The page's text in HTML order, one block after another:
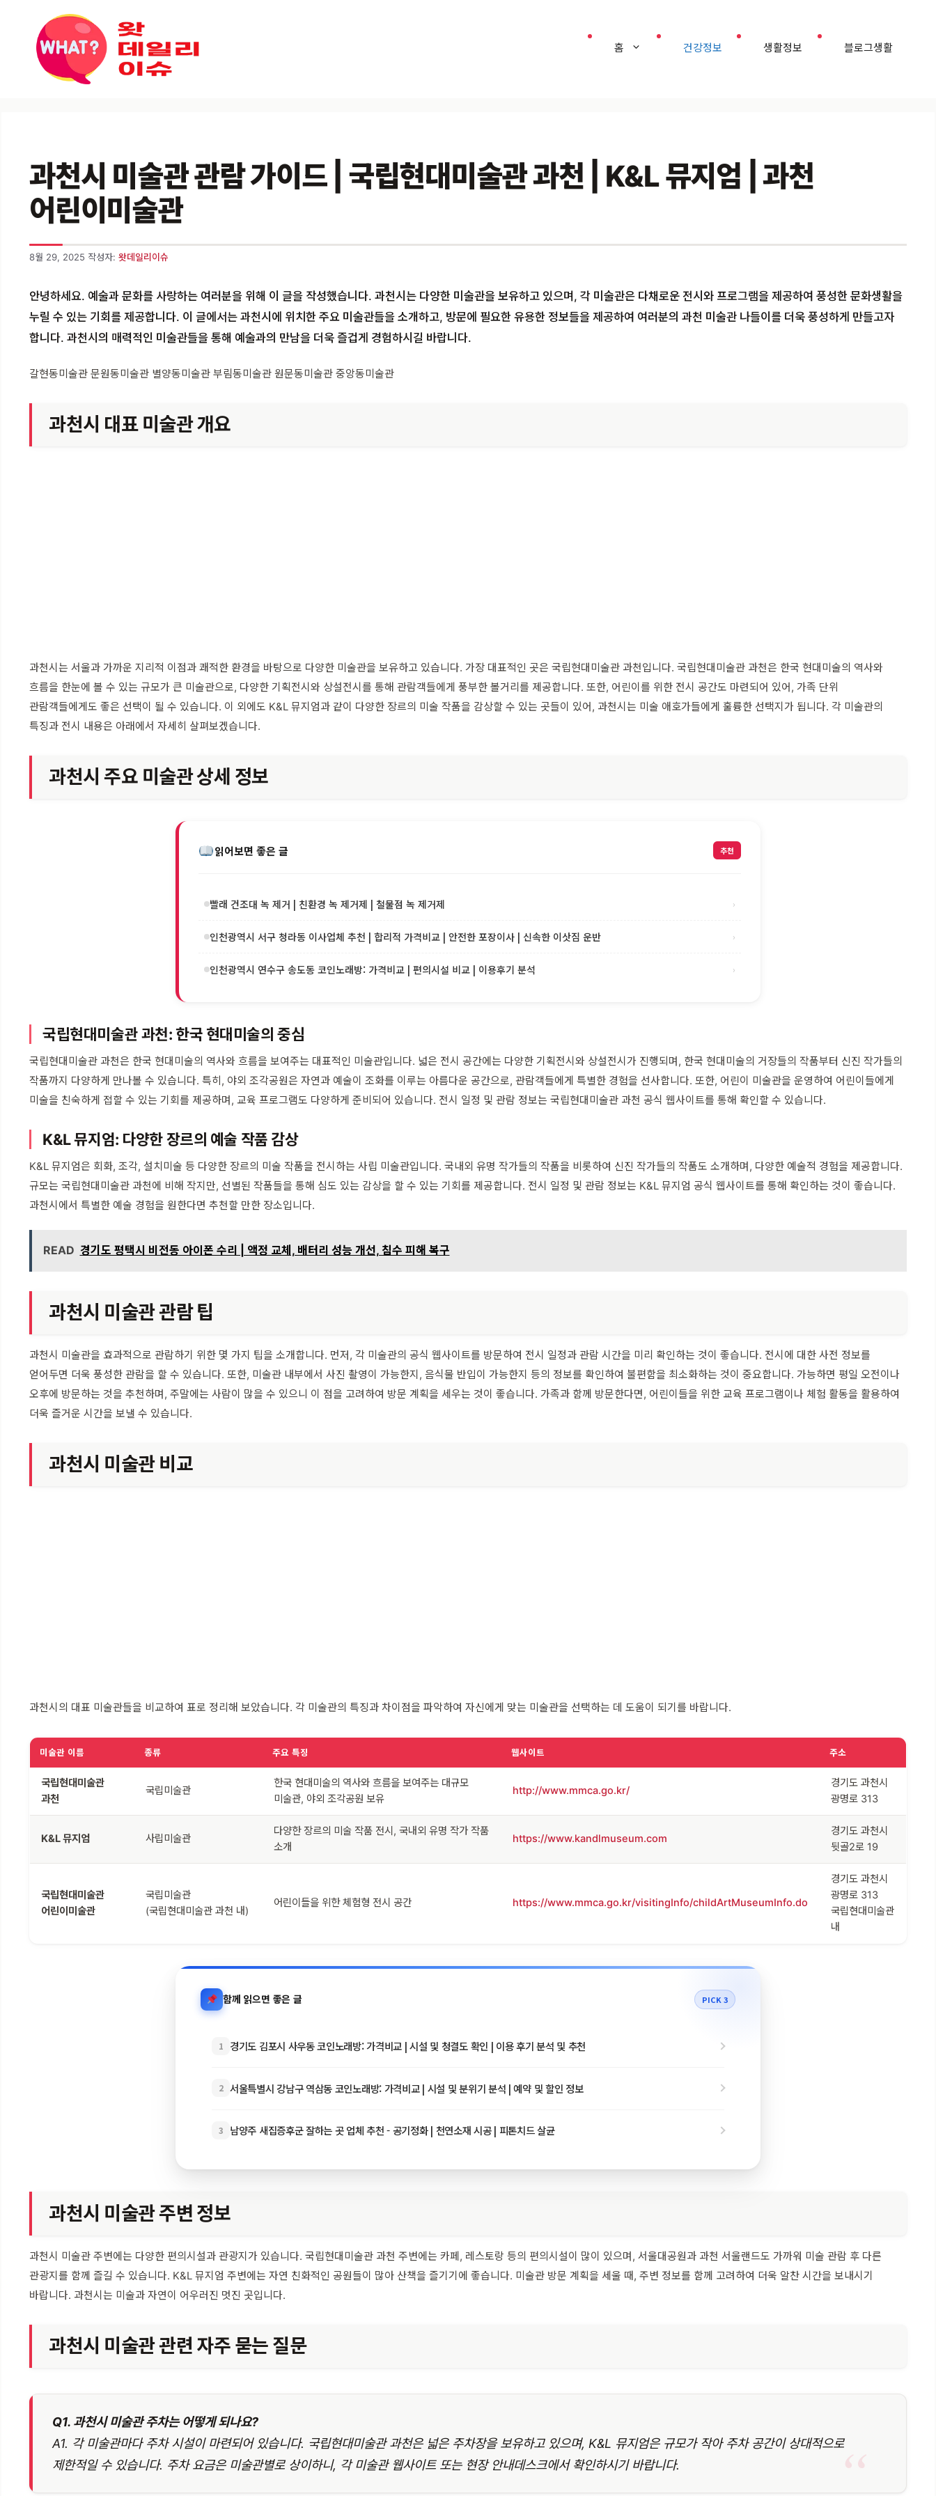
홈
건강정보 생활정보 블로그생활
과천시 미술관 관람 가이드 | 국립현대미술관 과천 | K&L 뮤지엄 | 과천
어린이미술관
8월 29, 2025 작성자: 왓데일리이슈
안녕하세요. 예술과 문화를 사랑하는 여러분을 위해 이 글을 작성했습니다. 과천시는 다양한 미술관을 보유하고 있으며, 각 미술관은 다채로운 전시와 프로그램을 제공하여 풍성한 문화생활을
누릴 수 있는 기회를 제공합니다. 이 글에서는 과천시에 위치한 주요 미술관들을 소개하고, 방문에 필요한 유용한 정보들을 제공하여 여러분의 과천 미술관 나들이를 더욱 풍성하게 만들고자
합니다. 과천시의 매력적인 미술관들을 통해 예술과의 만남을 더욱 즐겁게 경험하시길 바랍니다.
갈현동미술관 문원동미술관 별양동미술관 부림동미술관 원문동미술관 중앙동미술관
과천시 대표 미술관 개요
과천시는 서울과 가까운 지리적 이점과 쾌적한 환경을 바탕으로 다양한 미술관을 보유하고 있습니다. 가장 대표적인 곳은 국립현대미술관 과천입니다. 국립현대미술관 과천은 한국 현대미술의 역사와
흐름을 한눈에 볼 수 있는 규모가 큰 미술관으로, 다양한 기획전시와 상설전시를 통해 관람객들에게 풍부한 볼거리를 제공합니다. 또한, 어린이를 위한 전시 공간도 마련되어 있어, 가족 단위
관람객들에게도 좋은 선택이 될 수 있습니다. 이 외에도 K&L 뮤지엄과 같이 다양한 장르의 미술 작품을 감상할 수 있는 곳들이 있어, 과천시는 미술 애호가들에게 훌륭한 선택지가 됩니다. 각 미술관의
특징과 전시 내용은 아래에서 자세히 살펴보겠습니다.
과천시 주요 미술관 상세 정보
읽어보면 좋은 글 추천
빨래 건조대 녹 제거 | 친환경 녹 제거제 | 철물점 녹 제거제 ›
인천광역시 서구 청라동 이사업체 추천 | 합리적 가격비교 | 안전한 포장이사 | 신속한 이삿짐 운반 ›
인천광역시 연수구 송도동 코인노래방: 가격비교 | 편의시설 비교 | 이용후기 분석 ›
국립현대미술관 과천: 한국 현대미술의 중심
국립현대미술관 과천은 한국 현대미술의 역사와 흐름을 보여주는 대표적인 미술관입니다. 넓은 전시 공간에는 다양한 기획전시와 상설전시가 진행되며, 한국 현대미술의 거장들의 작품부터 신진 작가들의
작품까지 다양하게 만나볼 수 있습니다. 특히, 야외 조각공원은 자연과 예술이 조화를 이루는 아름다운 공간으로, 관람객들에게 특별한 경험을 선사합니다. 또한, 어린이 미술관을 운영하여 어린이들에게
미술을 친숙하게 접할 수 있는 기회를 제공하며, 교육 프로그램도 다양하게 준비되어 있습니다. 전시 일정 및 관람 정보는 국립현대미술관 과천 공식 웹사이트를 통해 확인할 수 있습니다.
K&L 뮤지엄: 다양한 장르의 예술 작품 감상
K&L 뮤지엄은 회화, 조각, 설치미술 등 다양한 장르의 미술 작품을 전시하는 사립 미술관입니다. 국내외 유명 작가들의 작품을 비롯하여 신진 작가들의 작품도 소개하며, 다양한 예술적 경험을 제공합니다.
규모는 국립현대미술관 과천에 비해 작지만, 선별된 작품들을 통해 심도 있는 감상을 할 수 있는 기회를 제공합니다. 전시 일정 및 관람 정보는 K&L 뮤지엄 공식 웹사이트를 통해 확인하는 것이 좋습니다.
과천시에서 특별한 예술 경험을 원한다면 추천할 만한 장소입니다.
READ 경기도 평택시 비전동 아이폰 수리 | 액정 교체, 배터리 성능 개선, 침수 피해 복구
과천시 미술관 관람 팁
과천시 미술관을 효과적으로 관람하기 위한 몇 가지 팁을 소개합니다. 먼저, 각 미술관의 공식 웹사이트를 방문하여 전시 일정과 관람 시간을 미리 확인하는 것이 좋습니다. 전시에 대한 사전 정보를
얻어두면 더욱 풍성한 관람을 할 수 있습니다. 또한, 미술관 내부에서 사진 촬영이 가능한지, 음식물 반입이 가능한지 등의 정보를 확인하여 불편함을 최소화하는 것이 중요합니다. 가능하면 평일 오전이나
오후에 방문하는 것을 추천하며, 주말에는 사람이 많을 수 있으니 이 점을 고려하여 방문 계획을 세우는 것이 좋습니다. 가족과 함께 방문한다면, 어린이들을 위한 교육 프로그램이나 체험 활동을 활용하여
더욱 즐거운 시간을 보낼 수 있습니다.
과천시 미술관 비교
과천시의 대표 미술관들을 비교하여 표로 정리해 보았습니다. 각 미술관의 특징과 차이점을 파악하여 자신에게 맞는 미술관을 선택하는 데 도움이 되기를 바랍니다.
미술관 이름 종류 주요 특징 웹사이트 주소
국립현대미술관
과천
국립미술관
한국 현대미술의 역사와 흐름을 보여주는 대규모
미술관, 야외 조각공원 보유
http://www.mmca.go.kr/
경기도 과천시
광명로 313
K&L 뮤지엄 사립미술관
다양한 장르의 미술 작품 전시, 국내외 유명 작가 작품
소개
https://www.kandlmuseum.com
경기도 과천시
뒷골2로 19
국립현대미술관
어린이미술관
국립미술관
(국립현대미술관 과천 내)
어린이들을 위한 체험형 전시 공간 https://www.mmca.go.kr/visitingInfo/childArtMuseumInfo.do
경기도 과천시
광명로 313
국립현대미술관
내
함께 읽으면 좋은 글 PICK 3
1 경기도 김포시 사우동 코인노래방: 가격비교 | 시설 및 청결도 확인 | 이용 후기 분석 및 추천
2 서울특별시 강남구 역삼동 코인노래방: 가격비교 | 시설 및 분위기 분석 | 예약 및 할인 정보
3 남양주 새집증후군 잘하는 곳 업체 추천 - 공기정화 | 천연소재 시공 | 피톤치드 살균
과천시 미술관 주변 정보
과천시 미술관 주변에는 다양한 편의시설과 관광지가 있습니다. 국립현대미술관 과천 주변에는 카페, 레스토랑 등의 편의시설이 많이 있으며, 서울대공원과 과천 서울랜드도 가까워 미술 관람 후 다른
관광지를 함께 즐길 수 있습니다. K&L 뮤지엄 주변에는 자연 친화적인 공원들이 많아 산책을 즐기기에 좋습니다. 미술관 방문 계획을 세울 때, 주변 정보를 함께 고려하여 더욱 알찬 시간을 보내시기
바랍니다. 과천시는 미술과 자연이 어우러진 멋진 곳입니다.
과천시 미술관 관련 자주 묻는 질문
Q1. 과천시 미술관 주차는 어떻게 되나요?
A1. 각 미술관마다 주차 시설이 마련되어 있습니다. 국립현대미술관 과천은 넓은 주차장을 보유하고 있으며, K&L 뮤지엄은 규모가 작아 주차 공간이 상대적으로
제한적일 수 있습니다. 주차 요금은 미술관별로 상이하니, 각 미술관 웹사이트 또는 현장 안내데스크에서 확인하시기 바랍니다.